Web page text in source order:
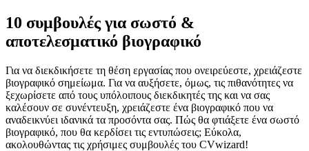
10 συμβουλές για σωστό &
αποτελεσματικό βιογραφικό
Για να διεκδικήσετε τη θέση εργασίας που ονειρεύεστε, χρειάζεστε
βιογραφικό σημείωμα. Για να αυξήσετε, όμως, τις πιθανότητες να
ξεχωρίσετε από τους υπόλοιπους διεκδικητές της και να σας
καλέσουν σε συνέντευξη, χρειάζεστε ένα βιογραφικό που να
αναδεικνύει ιδανικά τα προσόντα σας. Πώς θα φτιάξετε ένα σωστό
βιογραφικό, που θα κερδίσει τις εντυπώσεις; Εύκολα,
ακολουθώντας τις χρήσιμες συμβουλές του CVwizard!